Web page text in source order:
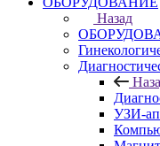
Назад
УЗИ-